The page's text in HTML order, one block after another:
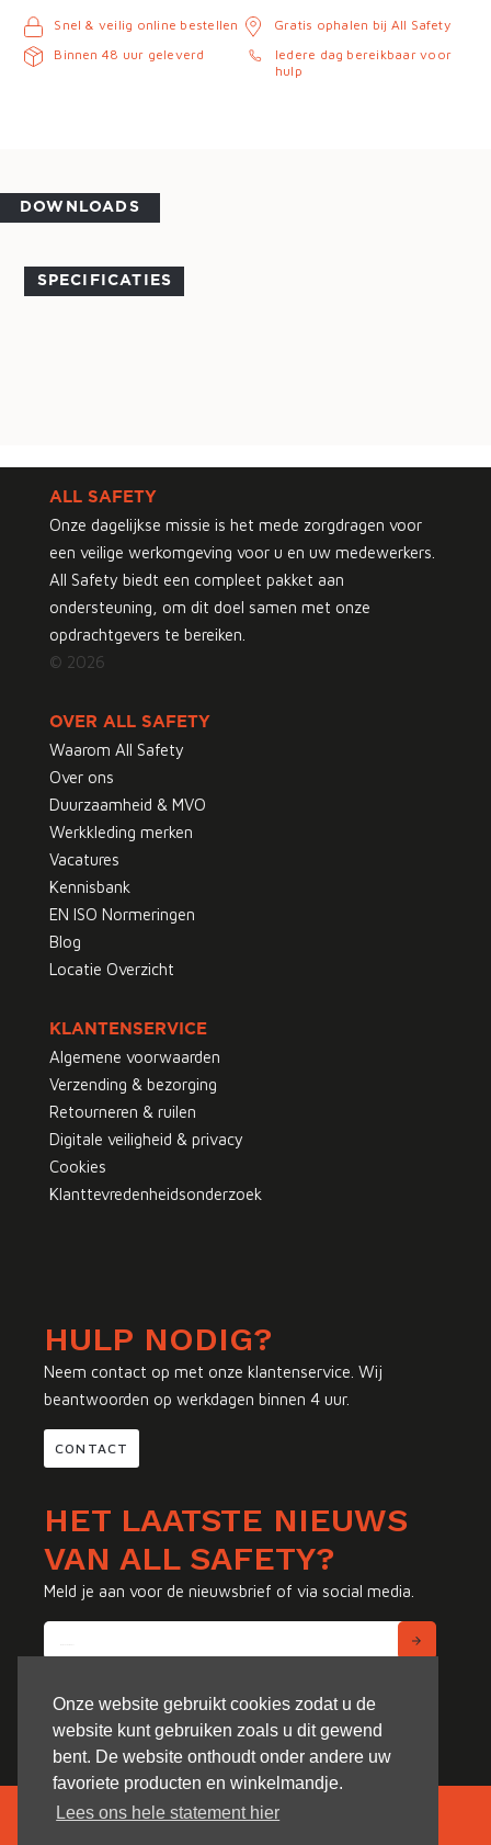
Onze website gebruikt cookies zodat u de
website kunt gebruiken zoals u dit gewend
bent. De website onthoudt onder andere uw
favoriete producten en winkelmandje.
Lees ons hele statement hier
Snel & veilig online bestellen
Binnen 48 uur geleverd
Gratis ophalen bij All Safety
Iedere dag bereikbaar voor
hulp
DOWNLOADS
SPECIFICATIES
ALL SAFETY
Onze dagelijkse missie is het mede zorgdragen voor
een veilige werkomgeving voor u en uw medewerkers.
All Safety biedt een compleet pakket aan
ondersteuning, om dit doel samen met onze
opdrachtgevers te bereiken.
© 2026
OVER ALL SAFETY
Waarom All Safety
Over ons
Duurzaamheid & MVO
Werkkleding merken
Vacatures
Kennisbank
EN ISO Normeringen
Blog
Locatie Overzicht
KLANTENSERVICE
Algemene voorwaarden
Verzending & bezorging
Retourneren & ruilen
Digitale veiligheid & privacy
Cookies
Klanttevredenheidsonderzoek
HULP NODIG?
Neem contact op met onze klantenservice. Wij
beantwoorden op werkdagen binnen 4 uur.
CONTACT
HET LAATSTE NIEUWS
VAN ALL SAFETY?
Meld je aan voor de nieuwsbrief of via social media.